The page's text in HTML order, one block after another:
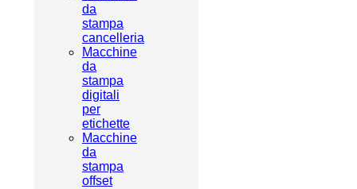
da
stampa
cancelleria
Macchine
da
stampa
digitali
per
etichette
Macchine
da
stampa
offset